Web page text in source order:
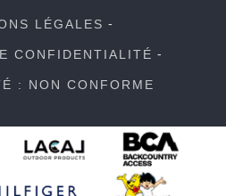
LÉGALES
CONFIDENTIALITÉ
: NON CONFORME